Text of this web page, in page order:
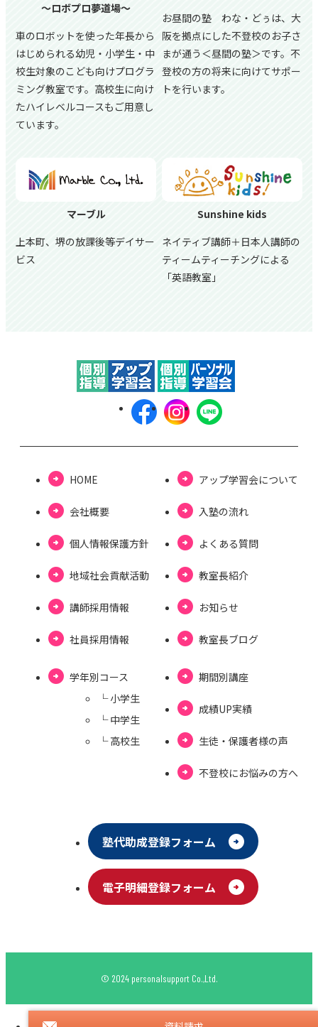
～ロボプロ夢道場～
車のロボットを使った年長から
はじめられる幼児・小学生・中
校生対象のこども向けプログラ
ミング教室です。高校生に向け
たハイレベルコースもご用意し
ています。
お昼間の塾 わな・どぅは、大
阪を拠点にした不登校のお子さ
まが通う＜昼間の塾＞です。不
登校の方の将来に向けてサポー
トを行います。
マーブル
上本町、堺の放課後等デイサー
ビス
Sunshine kids
ネイティブ講師＋日本人講師の
ティームティーチングによる
「英語教室」
HOME
会社概要
個⼈情報保護⽅針
地域社会貢献活動
講師採用情報
社員採用情報
アップ学習会について
⼊塾の流れ
よくある質問
教室長紹介
お知らせ
教室⻑ブログ
学年別コース
└ ⼩学⽣
└ 中学⽣
└ ⾼校⽣
期間別講座
成績UP実績
⽣徒・保護者様の声
不登校にお悩みの⽅へ
塾代助成登録フォーム
電⼦明細登録フォーム
© 2024 personalsupport Co.,Ltd.